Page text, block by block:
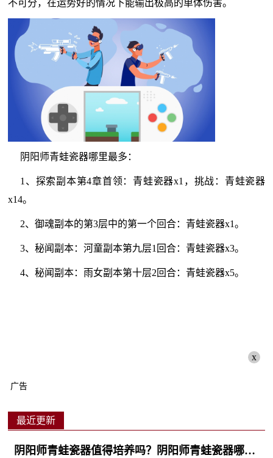
不可分，在运势好的情况下能输出极高的单体伤害。
阴阳师青蛙瓷器哪里最多：
1、探索副本第4章首领：青蛙瓷器x1，挑战：青蛙瓷器
x14。
2、御魂副本的第3层中的第一个回合：青蛙瓷器x1。
3、秘闻副本：河童副本第九层1回合：青蛙瓷器x3。
4、秘闻副本：雨女副本第十层2回合：青蛙瓷器x5。
x
广告
最近更新
阴阳师青蛙瓷器值得培养吗？阴阳师青蛙瓷器哪里